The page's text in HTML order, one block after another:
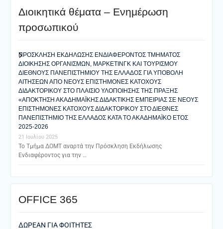
Διοικητικά θέματα – Ενημέρωση
προσωπικού
ΠΡΟΣΚΛΗΣΗ ΕΚΔΗΛΩΣΗΣ ΕΝΔΙΑΦΕΡΟΝΤΟΣ ΤΜΗΜΑΤΟΣ
ΔΙΟΙΚΗΣΗΣ ΟΡΓΑΝΙΣΜΩΝ, ΜΑΡΚΕΤΙΝΓΚ ΚΑΙ ΤΟΥΡΙΣΜΟΥ
ΔΙΕΘΝΟΥΣ ΠΑΝΕΠΙΣΤΗΜΙΟΥ ΤΗΣ ΕΛΛΑΔΟΣ ΓΙΑ ΥΠΟΒΟΛΗ
ΑΙΤΗΣΕΩΝ ΑΠΟ ΝΕΟΥΣ ΕΠΙΣΤΗΜΟΝΕΣ ΚΑΤΟΧΟΥΣ
ΔΙΔΑΚΤΟΡΙΚΟΥ ΣΤΟ ΠΛΑΙΣΙΟ ΥΛΟΠΟΙΗΣΗΣ ΤΗΣ ΠΡΑΞΗΣ
«ΑΠΟΚΤΗΣΗ ΑΚΑΔΗΜΑΪΚΗΣ ΔΙΔΑΚΤΙΚΗΣ ΕΜΠΕΙΡΙΑΣ ΣΕ ΝΕΟΥΣ
ΕΠΙΣΤΗΜΟΝΕΣ ΚΑΤΟΧΟΥΣ ΔΙΔΑΚΤΟΡΙΚΟΥ ΣΤΟ ΔΙΕΘΝΕΣ
ΠΑΝΕΠΙΣΤΗΜΙΟ ΤΗΣ ΕΛΛΑΔΟΣ ΚΑΤΑ ΤΟ ΑΚΑΔΗΜΑΪΚΟ ΕΤΟΣ
2025-2026
21 Ιουλίου 2025
Το Τμήμα ΔΟΜΤ αναρτά την Πρόσκληση Εκδήλωσης
Ενδιαφέροντος για την …
ΟFFICE 365
ΔΩΡΕΑΝ ΓΙΑ ΦΟΙΤΗΤΕΣ